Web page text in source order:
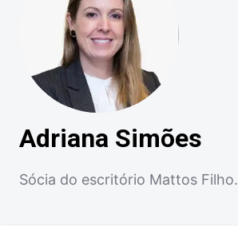
Adriana Simões
Sócia do escritório Mattos Filho.